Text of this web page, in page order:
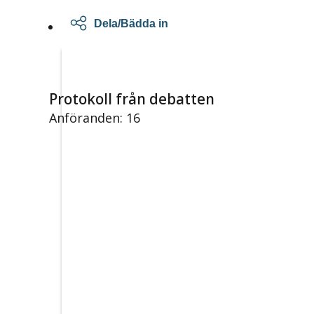
Dela/Bädda in
Protokoll från debatten
Anföranden: 16